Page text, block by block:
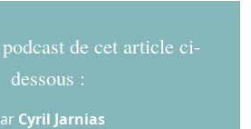
de cet article ci-
dessous :
Cyril Jarnias